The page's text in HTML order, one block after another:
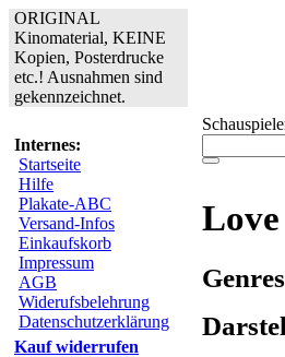
ORIGINAL
Kinomaterial, KEINE
Kopien, Posterdrucke
etc.! Ausnahmen sind
gekennzeichnet.
Internes:
Startseite
Hilfe
Plakate-ABC
Versand-Infos
Einkaufskorb
Impressum
AGB
Widerufsbelehrung
Datenschutzerklärung
Kauf widerrufen